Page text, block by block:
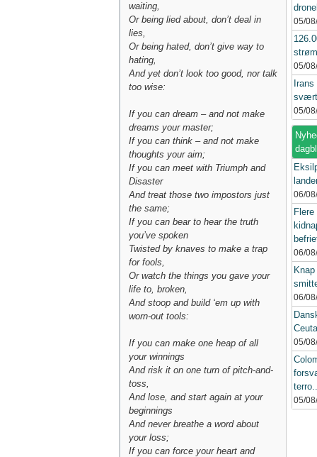
waiting,
Or being lied about, don’t deal in
lies,
Or being hated, don’t give way to
hating,
And yet don’t look too good, nor talk
too wise:
If you can dream – and not make
dreams your master;
If you can think – and not make
thoughts your aim;
If you can meet with Triumph and
Disaster
And treat those two impostors just
the same;
If you can bear to hear the truth
you’ve spoken
Twisted by knaves to make a trap
for fools,
Or watch the things you gave your
life to, broken,
And stoop and build ‘em up with
worn-out tools:
If you can make one heap of all
your winnings
And risk it on one turn of pitch-and-
toss,
And lose, and start again at your
beginnings
And never breathe a word about
your loss;
If you can force your heart and
05/
05/
05/
06/
06/
06/
05/
terro..
05/